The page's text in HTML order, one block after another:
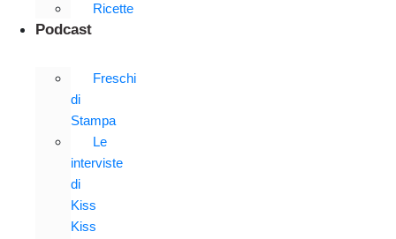
Ricette
Podcast
Freschi
di
Stampa
Le
interviste
di
Kiss
Kiss